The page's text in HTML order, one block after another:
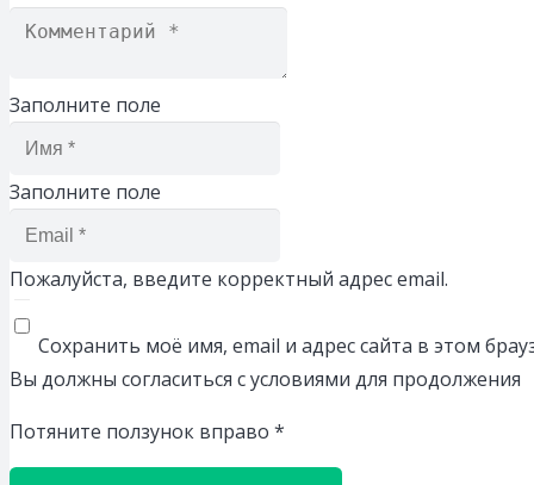
Заполните поле
Заполните поле
Пожалуйста, введите корректный адрес email.
Сохранить моё имя, email и адрес сайта в этом
Вы должны согласиться с условиями для продолжения
Потяните ползунок вправо *